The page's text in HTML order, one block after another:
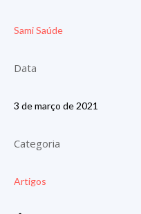
Sami Saúde
Data
3 de março de 2021
Categoria
Artigos